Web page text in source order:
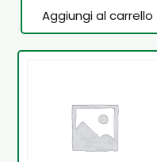
Aggiungi al carrello